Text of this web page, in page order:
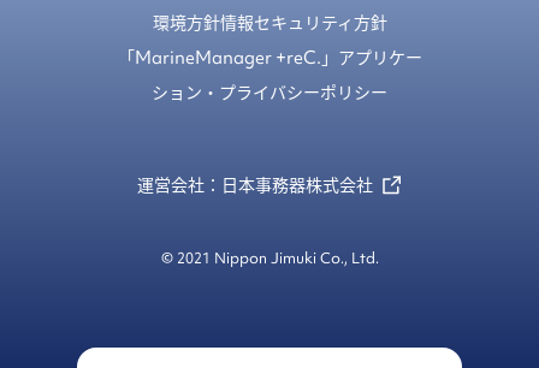
環境方針情報セキュリティ方針
「MarineManager +reC.」アプリケー
ション・プライバシーポリシー
運営会社：日本事務器株式会社
© 2021 Nippon Jimuki Co., Ltd.